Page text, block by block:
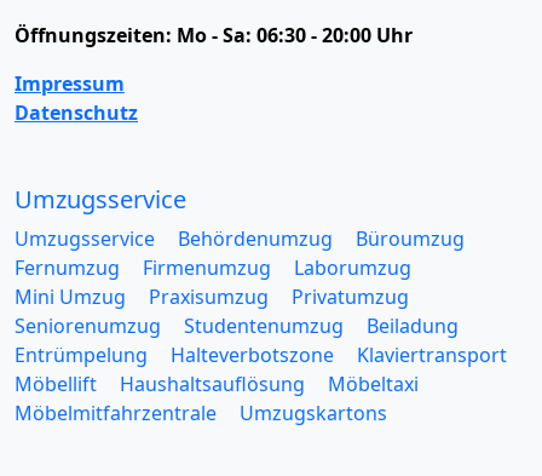
Öffnungszeiten: Mo - Sa: 06:30 - 20:00 Uhr
Impressum
Datenschutz
Umzugsservice
Umzugsservice Behördenumzug
Büroumzug
Fernumzug
Firmenumzug
Laborumzug
Mini Umzug
Praxisumzug
Privatumzug
Seniorenumzug
Studentenumzug
Beiladung
Entrümpelung
Halteverbotszone
Klaviertransport
Möbellift
Haushaltsauflösung
Möbeltaxi
Möbelmitfahrzentrale
Umzugskartons